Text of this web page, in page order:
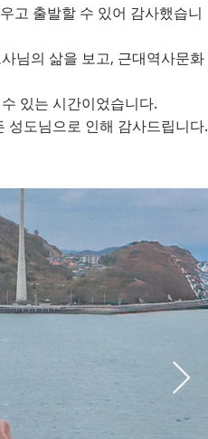
고 출발할 수 있어 감사했습니
님의 삶을 보고, 근대역사문화
있는 시간이었습니다.
성도님으로 인해 감사드립니다.